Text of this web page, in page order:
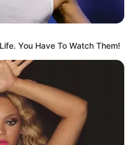
You Have To Watch Them!